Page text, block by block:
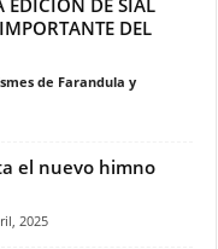
DEL
de Farandula y
el nuevo himno
2025